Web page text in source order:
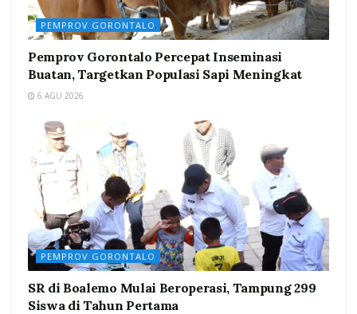
PEMPROV GORONTALO
Pemprov Gorontalo Percepat Inseminasi
Buatan, Targetkan Populasi Sapi Meningkat
6 AGU 2026
PEMPROV GORONTALO
SR di Boalemo Mulai Beroperasi, Tampung 299
Siswa di Tahun Pertama